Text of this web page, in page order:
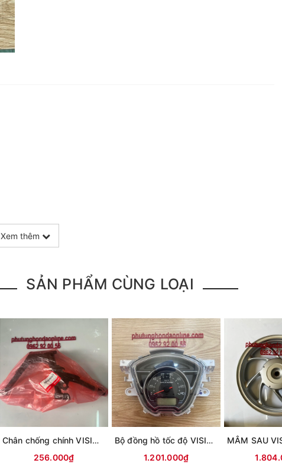
Xem thêm
SẢN PHẨM CÙNG LOẠI
Chân chống chính VISION 2021
256.000₫
Bộ đồng hồ tốc độ VISION 2021
1.201.000₫